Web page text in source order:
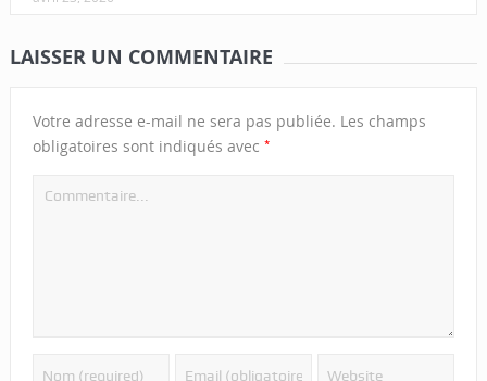
LAISSER UN COMMENTAIRE
Votre adresse e-mail ne sera pas publiée. Les champs
obligatoires sont indiqués avec *